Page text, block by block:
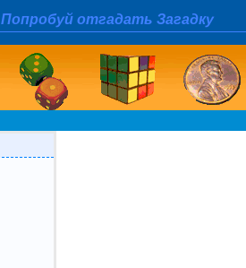
Попробуй отгадать Загадку